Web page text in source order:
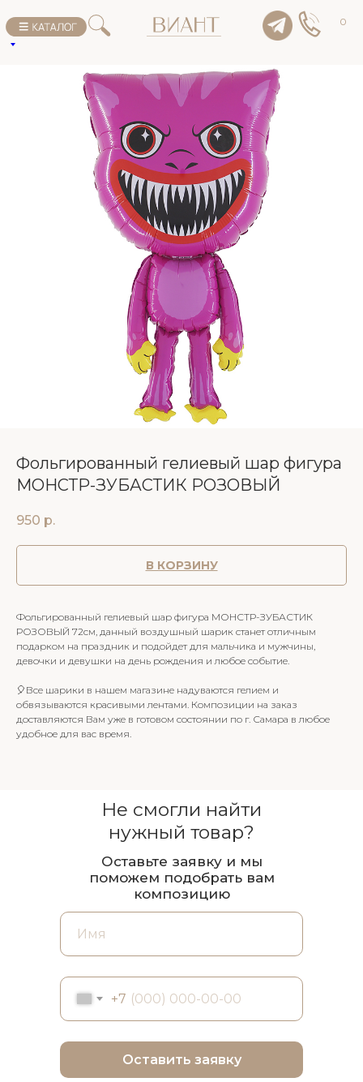
0
Фольгированный гелиевый шар фигура
МОНСТР-ЗУБАСТИК РОЗОВЫЙ
950 р.
В КОРЗИНУ
Фольгированный гелиевый шар фигура МОНСТР-ЗУБАСТИК
РОЗОВЫЙ 72см, данный воздушный шарик станет отличным
подарком на праздник и подойдет для мальчика и мужчины,
девочки и девушки на день рождения и любое событие.
🎈Все шарики в нашем магазине надуваются гелием и
обвязываются красивыми лентами. Композиции на заказ
доставляются Вам уже в готовом состоянии по г. Самара в любое
удобное для вас время.
+7
Оставить заявку
Не смогли найти
нужный товар?
Оставьте заявку и мы
поможем подобрать вам
композицию